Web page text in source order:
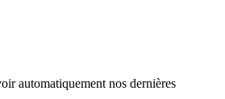
automatiquement nos dernières